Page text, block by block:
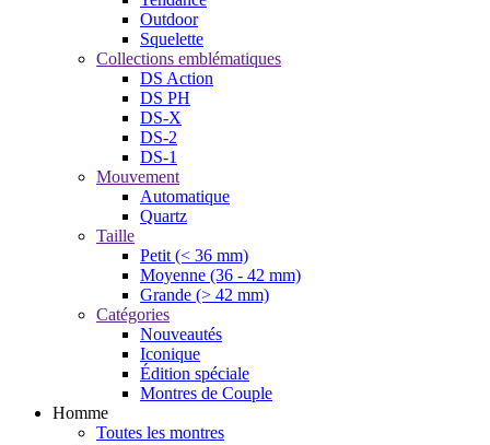
Outdoor
Squelette
Collections emblématiques
DS Action
DS PH
DS-X
DS-2
DS-1
Mouvement
Automatique
Quartz
Taille
Petit (< 36 mm)
Moyenne (36 - 42 mm)
Grande (> 42 mm)
Catégories
Nouveautés
Iconique
Édition spéciale
Montres de Couple
Homme
Toutes les montres